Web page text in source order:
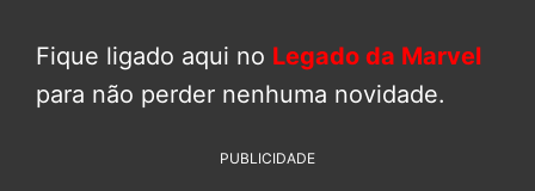
Fique ligado aqui no Legado da Marvel
para não perder nenhuma novidade.
PUBLICIDADE